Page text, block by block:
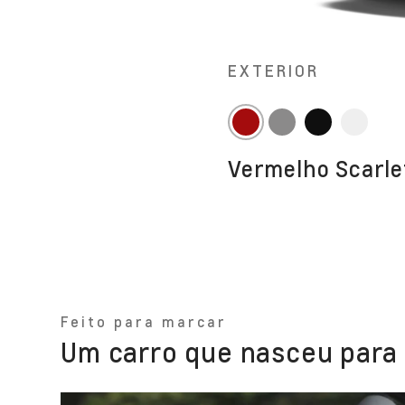
Um
Um
Um
EXTERIOR
Vermelho
Feito para marcar
Um carro que nasceu